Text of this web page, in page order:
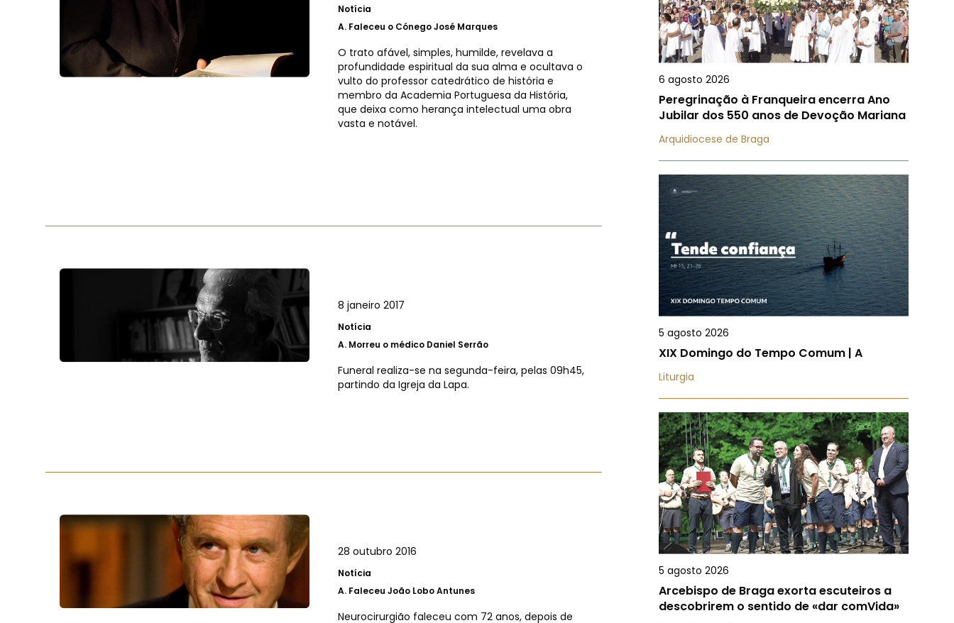
Notícia
A. Faleceu o Cónego José Marques
O trato afável, simples, humilde, revelava a
profundidade espiritual da sua alma e ocultava o
vulto do professor catedrático de história e
membro da Academia Portuguesa da História,
que deixa como herança intelectual uma obra
vasta e notável.
8 janeiro 2017
Notícia
A. Morreu o médico Daniel Serrão
Funeral realiza-se na segunda-feira, pelas 09h45,
partindo da Igreja da Lapa.
28 outubro 2016
Notícia
A. Faleceu João Lobo Antunes
Neurocirurgião faleceu com 72 anos, depois de
6 agosto 2026
Peregrinação à Franqueira encerra Ano
Jubilar dos 550 anos de Devoção Mariana
Arquidiocese de Braga
5 agosto 2026
XIX Domingo do Tempo Comum | A
Liturgia
5 agosto 2026
Arcebispo de Braga exorta escuteiros a
descobrirem o sentido de «dar comVida»